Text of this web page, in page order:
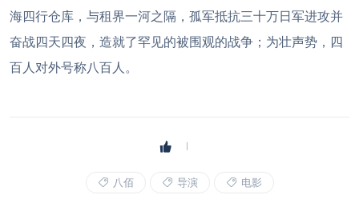
海四行仓库，与租界一河之隔，孤军抵抗三十万日军进攻并
奋战四天四夜，造就了罕见的被围观的战争；为壮声势，四
百人对外号称八百人。
八佰 导演 电影